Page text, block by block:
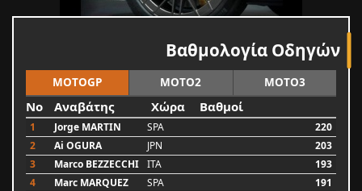
Βαθμολογία Οδηγών
MOTOGP MOTO2 MOTO3
No Αναβάτης Χώρα Βαθμοί
1 Jorge MARTIN SPA
220
2
Ai OGURA JPN
203
3
Marco BEZZECCHI ITA
193
4
Marc MARQUEZ SPA
191